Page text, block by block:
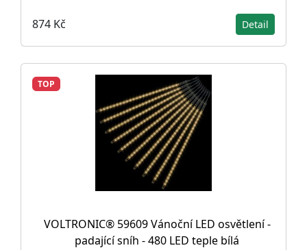
874 Kč Detail
TOP
VOLTRONIC® 59609 Vánoční LED osvětlení -
padající sníh - 480 LED teple bílá